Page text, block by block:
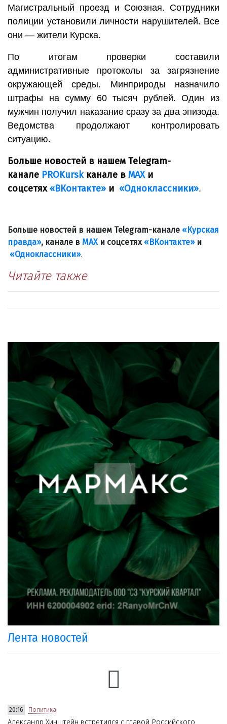
Магистральный проезд и Союзная. Сотрудники
полиции установили личности нарушителей. Все
они — жители Курска.
По итогам проверки составили
административные протоколы за загрязнение
окружающей среды. Минприроды назначило
штрафы на сумму 60 тысяч рублей. Один из
мужчин получил наказание сразу за два эпизода.
Ведомства продолжают контролировать
ситуацию.
Больше новостей в нашем Telegram-
канале PROKurskканале в МАХи
соцсетях «ВКонтакте» и «Одноклассники».
Больше новостей в нашем Telegram-канале «Курская
правда», канале в МАХи соцсетях «ВКонтакте»и
«Одноклассники».
Читайте также
Лента новостей
20:16 Политика
Александр Хинштейн встретился с главой Российского